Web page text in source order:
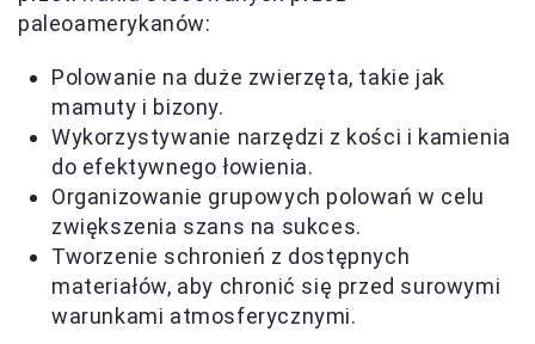
paleoamerykanów:
Polowanie na duże zwierzęta, takie jak
mamuty i bizony.
Wykorzystywanie narzędzi z kości i kamienia
do efektywnego łowienia.
Organizowanie grupowych polowań w celu
zwiększenia szans na sukces.
Tworzenie schronień z dostępnych
materiałów, aby chronić się przed surowymi
warunkami atmosferycznymi.